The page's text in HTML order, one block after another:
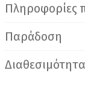
Πληροφορίες
Παράδοση